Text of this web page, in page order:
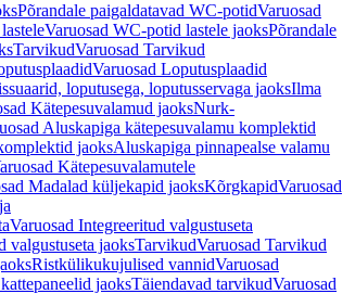
Põrandale paigaldatavad WC-potidVaruosad
Varuosad WC-potid lastele jaoksPõrandale
TarvikudVaruosad Tarvikud
Varuosad Loputusplaadid
loputusega, loputusservaga jaoksIlma
Kätepesuvalamud jaoksNurk-
Aluskapiga kätepesuvalamu komplektid
jaoksAluskapiga pinnapealse valamu
Kätepesuvalamutele
Madalad küljekapid jaoksKõrgkapidVaruosad
Varuosad Integreeritud valgustuseta
valgustuseta jaoksTarvikudVaruosad Tarvikud
Ristkülikukujulised vannidVaruosad
jaoksTäiendavad tarvikudVaruosad